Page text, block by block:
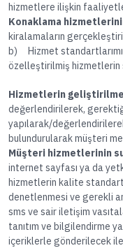
hizmetlere ilişkin
Konaklama
kiralamaların
b) Hizmet
özelleştirilmiş hizmetlerin
Hizmetlerin
değerlendirilerek,
yapılarak/
bulundurularak müşteri
Müşteri hizmetlerinin
internet sayfası ya da
hizmetlerin kalite
denetlenmesi ve gerekli
sms ve sair iletişim
tanıtım ve bilgilendirme
içeriklerle gönderilecek